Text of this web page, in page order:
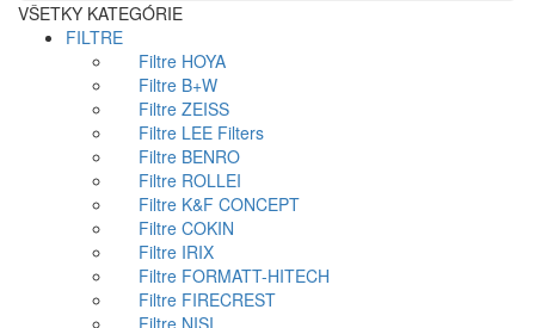
VŠETKY KATEGÓRIE
FILTRE
Filtre HOYA
Filtre B+W
Filtre ZEISS
Filtre LEE Filters
Filtre BENRO
Filtre ROLLEI
Filtre K&F CONCEPT
Filtre COKIN
Filtre IRIX
Filtre FORMATT-HITECH
Filtre FIRECREST
Filtre NISI